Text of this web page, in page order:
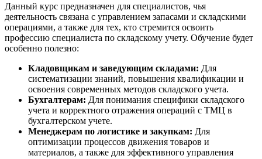
Данный курс предназначен для специалистов, чья
деятельность связана с управлением запасами и складскими
операциями, а также для тех, кто стремится освоить
профессию специалиста по складскому учету. Обучение будет
особенно полезно:
Кладовщикам и заведующим складами: Для
систематизации знаний, повышения квалификации и
освоения современных методов складского учета.
Бухгалтерам: Для понимания специфики складского
учета и корректного отражения операций с ТМЦ в
бухгалтерском учете.
Менеджерам по логистике и закупкам: Для
оптимизации процессов движения товаров и
материалов, а также для эффективного управления